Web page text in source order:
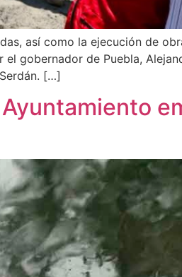
así como la ejecución de
gobernador de Puebla,
[…]